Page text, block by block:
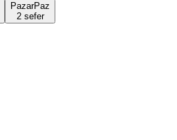
PazarPaz
2 sefer